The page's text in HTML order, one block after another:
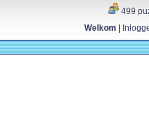
499
Welkom